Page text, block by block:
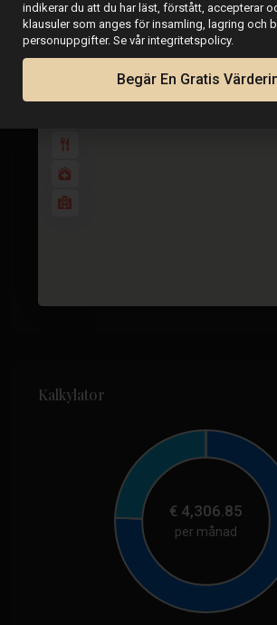
Villa i
€ 840.000
Kalkylator
€ 4,306.85
per månad
indikerar du att du har läst, förstått, accepterar
klausuler som anges för insamling, lagring och
personuppgifter. Se vår integritetspolicy.
Begär En Gratis